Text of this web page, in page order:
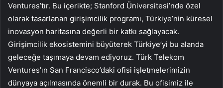
Ventures’tır. Bu içerikte; Stanford Üniversitesi’nde özel
olarak tasarlanan girişimcilik programı, Türkiye’nin küresel
inovasyon haritasına değerli bir katkı sağlayacak.
Girişimcilik ekosistemini büyüterek Türkiye’yi bu alanda
geleceğe taşımaya devam ediyoruz. Türk Telekom
Ventures’ın San Francisco’daki ofisi işletmelerimizin
dünyaya açılmasında önemli bir durak. Bu ofisimiz ile